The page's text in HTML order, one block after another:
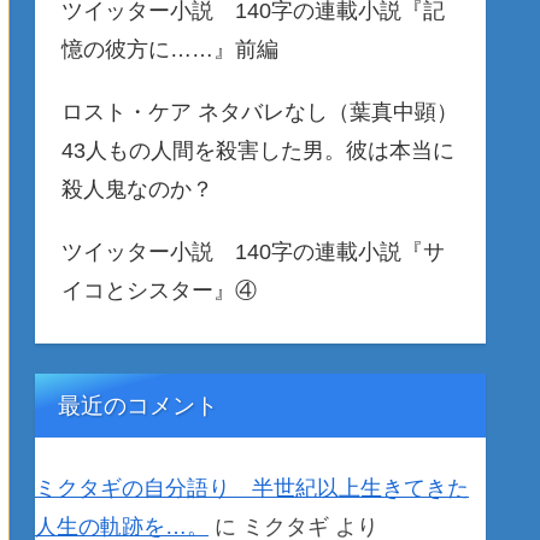
ツイッター小説 140字の連載小説『記
憶の彼方に……』前編
ロスト・ケア ネタバレなし（葉真中顕）
43人もの人間を殺害した男。彼は本当に
殺人鬼なのか？
ツイッター小説 140字の連載小説『サ
イコとシスター』④
最近のコメント
ミクタギの自分語り 半世紀以上生きてきた
人生の軌跡を…。
に ミクタギ より